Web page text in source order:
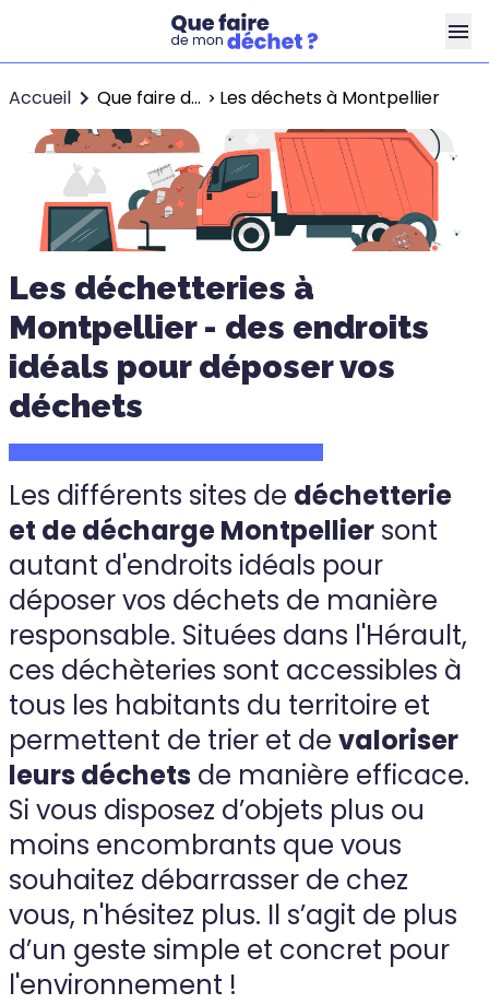
Accueil Que faire de mes déchèts ? Les déchets à Montpellier
Les déchetteries à
Montpellier - des endroits
idéals pour déposer vos
déchets
Les différents sites de déchetterie
et de décharge Montpellier sont
autant d'endroits idéals pour
déposer vos déchets de manière
responsable. Situées dans l'Hérault,
ces déchèteries sont accessibles à
tous les habitants du territoire et
permettent de trier et de valoriser
leurs déchets de manière efficace.
Si vous disposez d’objets plus ou
moins encombrants que vous
souhaitez débarrasser de chez
vous, n'hésitez plus. Il s’agit de plus
d’un geste simple et concret pour
l'environnement !